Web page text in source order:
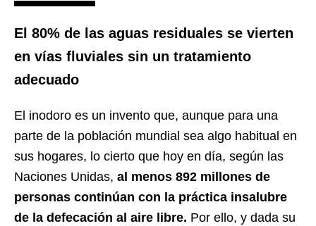
El 80% de las aguas residuales se vierten
en vías fluviales sin un tratamiento
adecuado
El inodoro es un invento que, aunque para una
parte de la población mundial sea algo habitual en
sus hogares, lo cierto que hoy en día, según las
Naciones Unidas, al menos 892 millones de
personas continúan con la práctica insalubre
de la defecación al aire libre. Por ello, y dada su